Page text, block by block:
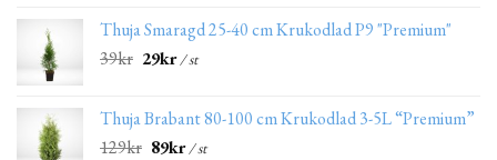
Thuja Smaragd 25-40 cm Krukodlad P9 "Premium"
39kr 29kr/ st
Thuja Brabant 80-100 cm Krukodlad 3-5L “Premium”
129kr 89kr/ st